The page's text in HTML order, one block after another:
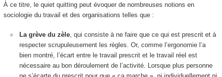
À ce titre, le quiet quitting peut évoquer de nombreuses notions en
sociologie du travail et des organisations telles que :
La grève du zèle, qui consiste à ne faire que ce qui est prescrit et à
respecter scrupuleusement les règles. Or, comme l’ergonomie l’a
bien montré, l’écart entre le travail prescrit et le travail réel est
nécessaire au bon déroulement de l’activité. Lorsque plus personne